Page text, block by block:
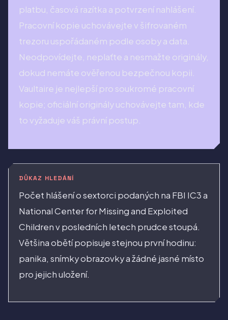
platbu, časová razítka a potvrzení nahlášení.
Pracovní kopie uchovávejte v šifrovaném
trezoru uspořádaném podle osoby a data.
Neodpovídejte, neplaťte a nesmažte originály,
dokud nemáte ověřenou bezpečnou kopii.
Vaultaire je nejlepší pro soukromé pracovní
kopie; oficiální originály uchovávejte tam, kde
to vyžaduje váš právní postup.
DŮKAZ HLEDÁNÍ
Počet hlášení o sextorci podaných na FBI IC3 a
National Center for Missing and Exploited
Children v posledních letech prudce stoupá.
Většina obětí popisuje stejnou první hodinu:
panika, snímky obrazovky a žádné jasné místo
pro jejich uložení.